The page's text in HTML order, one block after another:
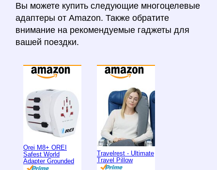
Вы можете купить следующие многоцелевые
адаптеры от Amazon. Также обратите
внимание на рекомендуемые гаджеты для
вашей поездки.
Orei M8+ OREI
Safest World
Adapter Grounded
Travelrest - Ultimate
Travel Pillow